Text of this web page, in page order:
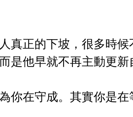
真正的下坡，很多時
是他早就不再主動更新
你在守成。其實你是在